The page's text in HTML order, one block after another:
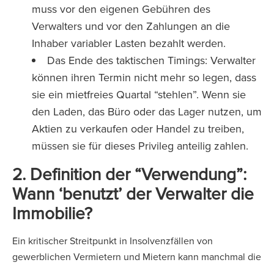
muss vor den eigenen Gebühren des
Verwalters und vor den Zahlungen an die
Inhaber variabler Lasten bezahlt werden.
Das Ende des taktischen Timings: Verwalter
können ihren Termin nicht mehr so legen, dass
sie ein mietfreies Quartal “stehlen”. Wenn sie
den Laden, das Büro oder das Lager nutzen, um
Aktien zu verkaufen oder Handel zu treiben,
müssen sie für dieses Privileg anteilig zahlen.
2. Definition der “Verwendung”:
Wann ‘benutzt’ der Verwalter die
Immobilie?
Ein kritischer Streitpunkt in Insolvenzfällen von
gewerblichen Vermietern und Mietern kann manchmal die